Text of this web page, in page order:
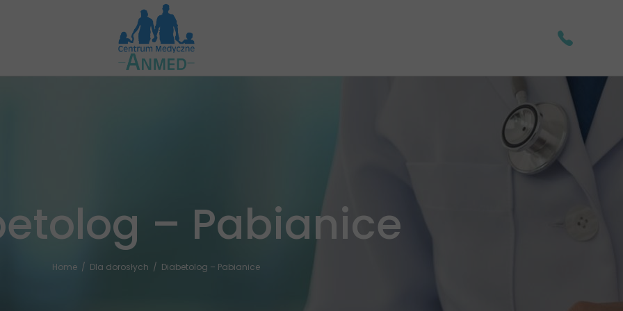
– Pabianice
Home/ Dla dorosłych / Diabetolog – Pabianice